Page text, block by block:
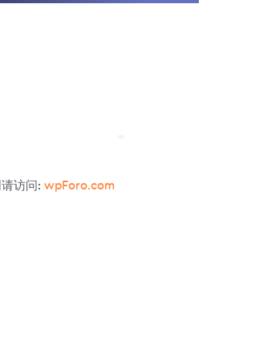
请访问:wpForo.com